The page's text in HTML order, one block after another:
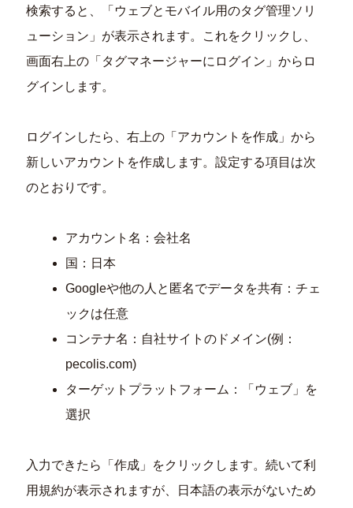
検索すると、「ウェブとモバイル用のタグ管理ソリ
ューション」が表示されます。これをクリックし、
画面右上の「タグマネージャーにログイン」からロ
グインします。
ログインしたら、右上の「アカウントを作成」から
新しいアカウントを作成します。設定する項目は次
のとおりです。
アカウント名：会社名
国：日本
Googleや他の人と匿名でデータを共有：チェ
ックは任意
コンテナ名：自社サイトのドメイン(例：
pecolis.com)
ターゲットプラットフォーム：「ウェブ」を
選択
入力できたら「作成」をクリックします。続いて利
用規約が表示されますが、日本語の表示がないため